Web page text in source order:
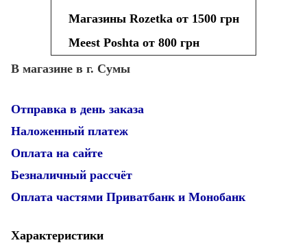
Магазины Rozetka от 1500 грн
Meest Poshta от 800 грн
В магазине в г. Сумы
Отправка в день заказа
Наложенный платеж
Оплата на сайте
Безналичный рассчёт
Оплата частями Приватбанк и Монобанк
Характеристики